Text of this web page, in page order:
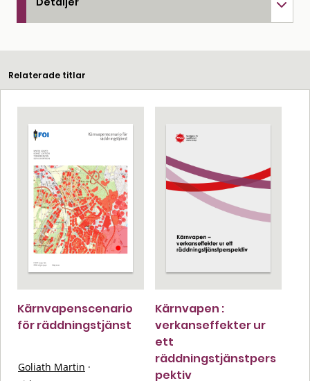
Relaterade titlar
Kärnvapenscenario
för räddningstjänst
Goliath Martin ·
Kärnvapen :
verkanseffekter ur
ett
räddningstjänstpers
pektiv